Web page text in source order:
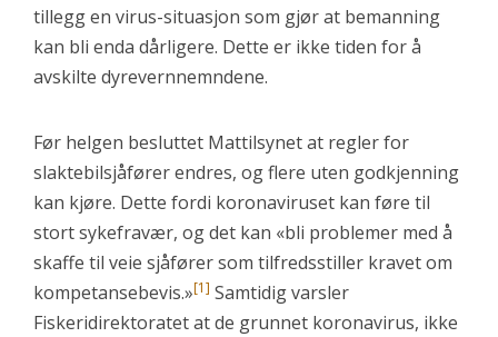
tillegg en virus-situasjon som gjør at bemanning
kan bli enda dårligere. Dette er ikke tiden for å
avskilte dyrevernnemndene.
Før helgen besluttet Mattilsynet at regler for
slaktebilsjåfører endres, og flere uten godkjenning
kan kjøre. Dette fordi koronaviruset kan føre til
stort sykefravær, og det kan «bli problemer med å
skaffe til veie sjåfører som tilfredsstiller kravet om
kompetansebevis.»[1] Samtidig varsler
Fiskeridirektoratet at de grunnet koronavirus, ikke